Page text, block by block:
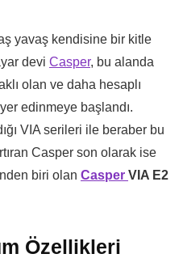
yavaş kendisine bir kitle
devi Casper, bu alanda
olan ve daha hesaplı
edinmeye başlandı.
VIA serileri ile beraber bu
Casper son olarak ise
biri olan Casper VIA E2
Özellikleri